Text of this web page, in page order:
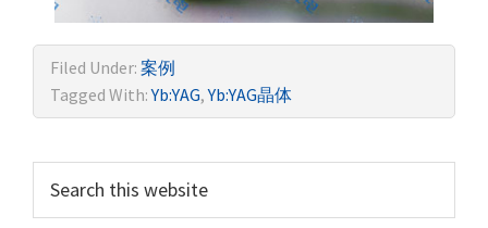
Filed Under: 案例
Tagged With:Yb:YAG,Yb:YAG晶体